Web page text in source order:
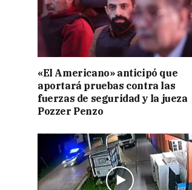
«El Americano» anticipó que
aportará pruebas contra las
fuerzas de seguridad y la jueza
Pozzer Penzo